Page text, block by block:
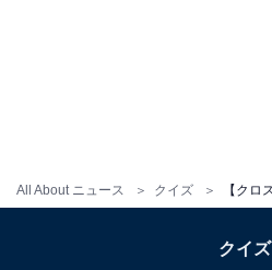
All About ニュース クイズ
クイズ